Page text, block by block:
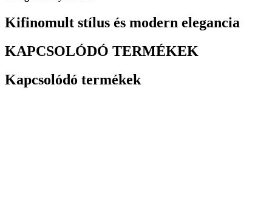
Kifinomult stílus és modern elegancia
KAPCSOLÓDÓ TERMÉKEK
Kapcsolódó termékek